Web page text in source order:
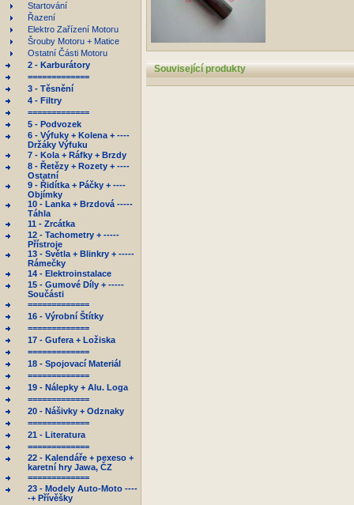
Startování
Řazení
Elektro Zařízení Motoru
Šrouby Motoru + Matice
Ostatní Části Motoru
2 - Karburátory
=============
3 - Těsnění
4 - Filtry
=============
5 - Podvozek
6 - Výfuky + Kolena + ----
Držáky Výfuku
7 - Kola + Ráfky + Brzdy
8 - Řetězy + Rozety + ----
Ostatní
9 - Řidítka + Páčky + ----
Objímky
10 - Lanka + Brzdová -----
Táhla
11 - Zrcátka
12 - Tachometry + -----
Přístroje
13 - Světla + Blinkry + -----
Rámečky
14 - Elektroinstalace
15 - Gumové Díly + -----
Součásti
=============
16 - Výrobní Štítky
=============
17 - Gufera + Ložiska
=============
18 - Spojovací Materiál
=============
19 - Nálepky + Alu. Loga
=============
20 - Nášivky + Odznaky
=============
21 - Literatura
=============
22 - Kalendáře + pexeso +
karetní hry Jawa, ČZ
=============
23 - Modely Auto-Moto ----
-+ Přívěšky
Související produkty